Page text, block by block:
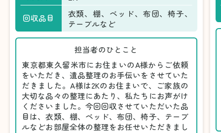
回収品目
衣類、棚、ベッド、布団、椅子、
テーブルなど
担当者のひとこと
東京都東久留米市にお住まいのA様からご依頼
をいただき、遺品整理のお手伝いをさせていた
だきました。A様は2Kのお住まいで、ご家族の
大切な品々の整理にあたり、私たちにお声がけ
くださいました。今回回収させていただいた品
目は、衣類、棚、ベッド、布団、椅子、テーブ
ルなどお部屋全体の整理をお任せいただきまし